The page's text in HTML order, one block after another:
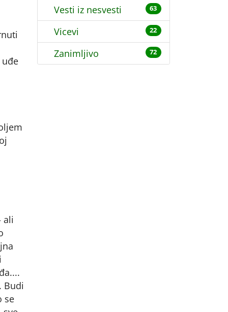
ali
Budi
se
Vesti iz nesvesti 63
Vicevi 22
Zanimljivo 72